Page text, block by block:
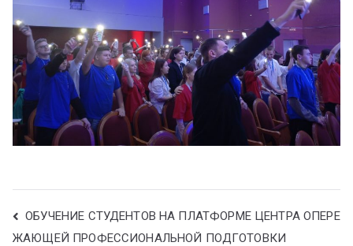
ОБУЧЕНИЕ СТУДЕНТОВ НА ПЛАТФОРМЕ ЦЕНТРА ОПЕРЕ
ЖАЮЩЕЙ ПРОФЕССИОНАЛЬНОЙ ПОДГОТОВКИ